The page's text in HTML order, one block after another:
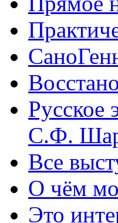
Русское
С.Ф.
Все
О чём
Это